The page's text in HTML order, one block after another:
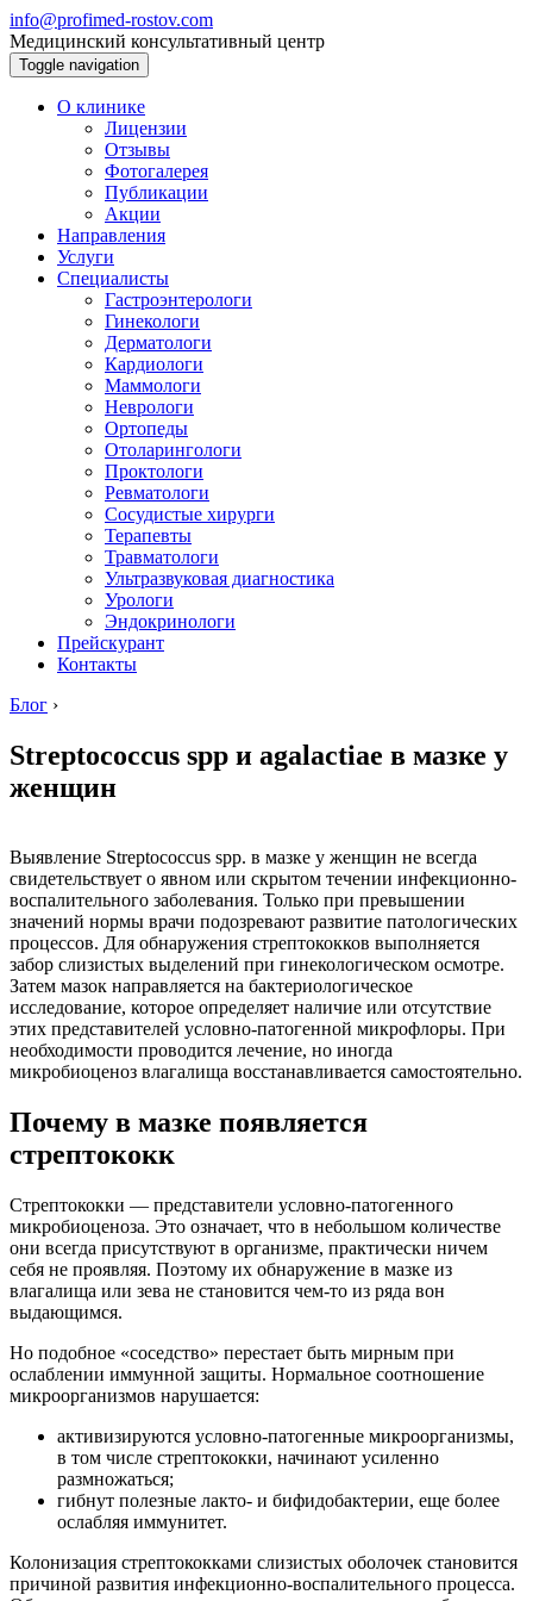
info@profimed-rostov.com
Медицинский консультативный центр
Toggle navigation
О клинике
Лицензии
Отзывы
Фотогалерея
Публикации
Акции
Направления
Услуги
Специалисты
Гастроэнтерологи
Гинекологи
Дерматологи
Кардиологи
Маммологи
Неврологи
Ортопеды
Отоларингологи
Проктологи
Ревматологи
Сосудистые хирурги
Терапевты
Травматологи
Ультразвуковая диагностика
Урологи
Эндокринологи
Прейскурант
Контакты
Блог ›
Streptococcus spp и agalactiae в мазке у
женщин
Выявление Streptococcus spp. в мазке у женщин не всегда
свидетельствует о явном или скрытом течении инфекционно-
воспалительного заболевания. Только при превышении
значений нормы врачи подозревают развитие патологических
процессов. Для обнаружения стрептококков выполняется
забор слизистых выделений при гинекологическом осмотре.
Затем мазок направляется на бактериологическое
исследование, которое определяет наличие или отсутствие
этих представителей условно-патогенной микрофлоры. При
необходимости проводится лечение, но иногда
микробиоценоз влагалища восстанавливается самостоятельно.
Почему в мазке появляется
стрептококк
Стрептококки — представители условно-патогенного
микробиоценоза. Это означает, что в небольшом количестве
они всегда присутствуют в организме, практически ничем
себя не проявляя. Поэтому их обнаружение в мазке из
влагалища или зева не становится чем-то из ряда вон
выдающимся.
Но подобное «соседство» перестает быть мирным при
ослаблении иммунной защиты. Нормальное соотношение
микроорганизмов нарушается:
активизируются условно-патогенные микроорганизмы,
в том числе стрептококки, начинают усиленно
размножаться;
гибнут полезные лакто- и бифидобактерии, еще более
ослабляя иммунитет.
Колонизация стрептококками слизистых оболочек становится
причиной развития инфекционно-воспалительного процесса.